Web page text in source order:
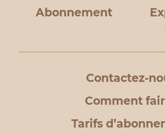
Abonnement
Contactez-
Comment
Tarifs